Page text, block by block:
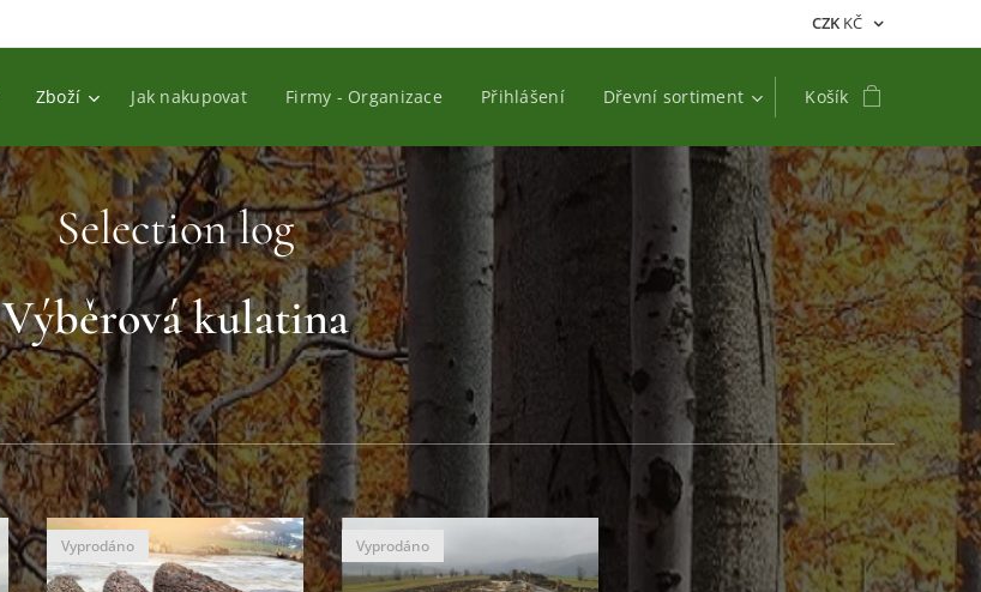
CZK KČ
Zboží Jak nakupovat Firmy - Organizace Přihlášení Dřevní sortiment Košík
Selection log
Výběrová kulatina
Vyprodáno Vyprodáno